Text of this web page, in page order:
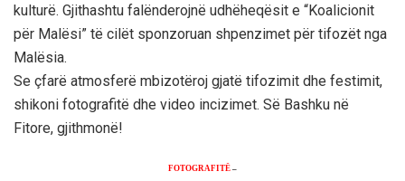
kulturë. Gjithashtu falënderojnë udhëheqësit e “Koalicionit
për Malësi” të cilët sponzoruan shpenzimet për tifozët nga
Malësia.
Se çfarë atmosferë mbizotëroj gjatë tifozimit dhe festimit,
shikoni fotografitë dhe video incizimet. Së Bashku në
Fitore, gjithmonë!
FOTOGRAFITË –